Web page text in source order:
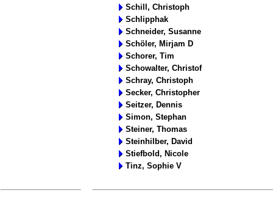
Schill, Christoph
Schlipphak
Schneider, Susanne
Schöler, Mirjam D
Schorer, Tim
Schowalter, Christof
Schray, Christoph
Secker, Christopher
Seitzer, Dennis
Simon, Stephan
Steiner, Thomas
Steinhilber, David
Stiefbold, Nicole
Tinz, Sophie V